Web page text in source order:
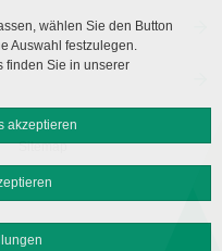
Sitemap
wählen Sie den Button
Auswahl festzulegen.
finden Sie in unserer
akzeptieren